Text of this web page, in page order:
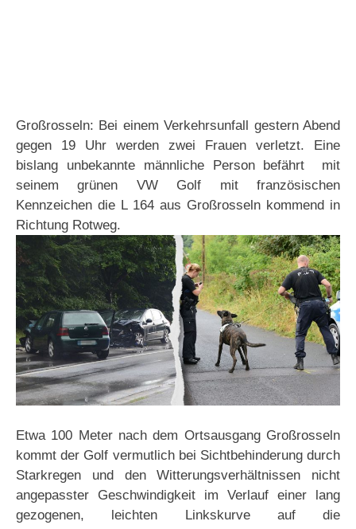
Großrosseln: Bei einem Verkehrsunfall gestern Abend
gegen 19 Uhr werden zwei Frauen verletzt. Eine
bislang unbekannte männliche Person befährt mit
seinem grünen VW Golf mit französischen
Kennzeichen die L 164 aus Großrosseln kommend in
Richtung Rotweg.
Etwa 100 Meter nach dem Ortsausgang Großrosseln
kommt der Golf vermutlich bei Sichtbehinderung durch
Starkregen und den Witterungsverhältnissen nicht
angepasster Geschwindigkeit im Verlauf einer lang
gezogenen, leichten Linkskurve auf die